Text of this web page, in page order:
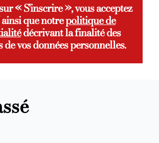
« S’inscrire », vous acceptez
ainsi que notrepolitique de
décrivant la finalité des
vos données personnelles.